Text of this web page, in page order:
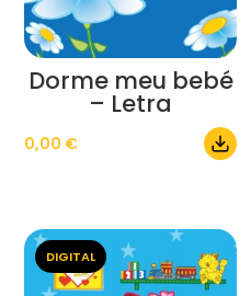
Dorme meu bebé
– Letra
0,00 €
DIGITAL